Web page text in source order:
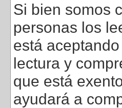
Si bien somos
personas los
está
lectura y
que está
ayudará a